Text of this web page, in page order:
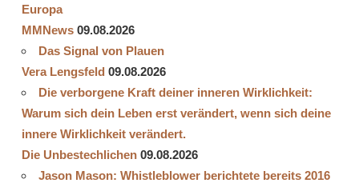
Europa
MMNews 09.08.2026
Das Signal von Plauen
Vera Lengsfeld 09.08.2026
Die verborgene Kraft deiner inneren Wirklichkeit:
Warum sich dein Leben erst verändert, wenn sich deine
innere Wirklichkeit verändert.
Die Unbestechlichen 09.08.2026
Jason Mason: Whistleblower berichtete bereits 2016